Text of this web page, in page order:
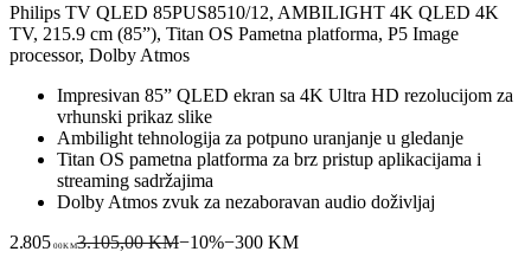
Philips TV QLED 85PUS8510/12, AMBILIGHT 4K QLED 4K
TV, 215.9 cm (85”), Titan OS Pametna platforma, P5 Image
processor, Dolby Atmos
Impresivan 85” QLED ekran sa 4K Ultra HD rezolucijom za
vrhunski prikaz slike
Ambilight tehnologija za potpuno uranjanje u gledanje
Titan OS pametna platforma za brz pristup aplikacijama i
streaming sadržajima
Dolby Atmos zvuk za nezaboravan audio doživljaj
2.805 00KM3.105,00 KM−10%−300KM